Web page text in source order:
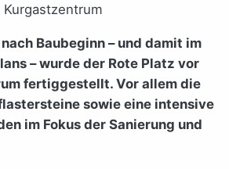
Kurgastzentrum
Baubeginn – und damit im
– wurde der Rote Platz vor
fertiggestellt. Vor allem die
sowie eine intensive
im Fokus der Sanierung und